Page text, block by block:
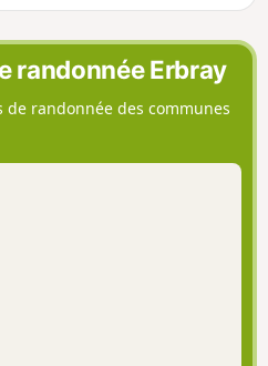
randonnée Erbray
de randonnée des communes